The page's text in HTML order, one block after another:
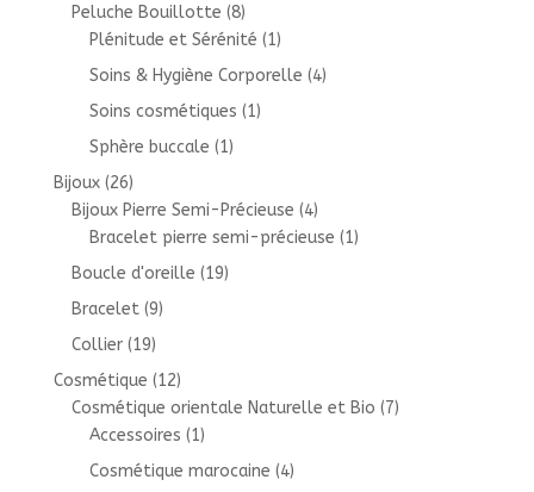
Peluche Bouillotte (8)
Plénitude et Sérénité (1)
Soins & Hygiène Corporelle (4)
Soins cosmétiques (1)
Sphère buccale (1)
Bijoux (26)
Bijoux Pierre Semi-Précieuse (4)
Bracelet pierre semi-précieuse (1)
Boucle d'oreille (19)
Bracelet (9)
Collier (19)
Cosmétique (12)
Cosmétique orientale Naturelle et Bio (7)
Accessoires (1)
Cosmétique marocaine (4)